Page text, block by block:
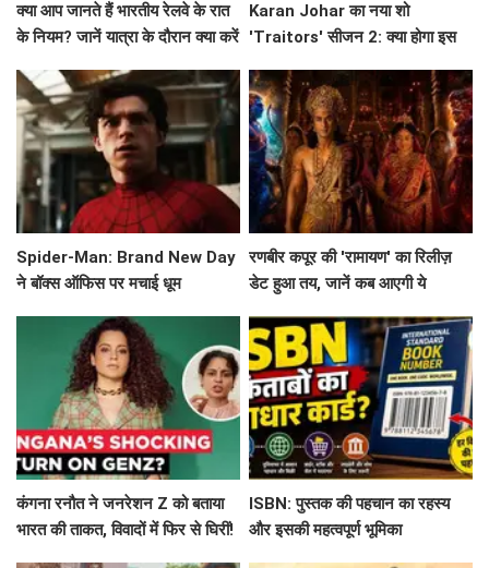
क्या आप जानते हैं भारतीय रेलवे के रात
के नियम? जानें यात्रा के दौरान क्या करें
Karan Johar का नया शो
'Traitors' सीजन 2: क्या होगा इस
Spider-Man: Brand New Day
ने बॉक्स ऑफिस पर मचाई धूम
रणबीर कपूर की 'रामायण' का रिलीज़
डेट हुआ तय, जानें कब आएगी ये
कंगना रनौत ने जनरेशन Z को बताया
भारत की ताकत, विवादों में फिर से घिरीं!
ISBN: पुस्तक की पहचान का रहस्य
और इसकी महत्वपूर्ण भूमिका